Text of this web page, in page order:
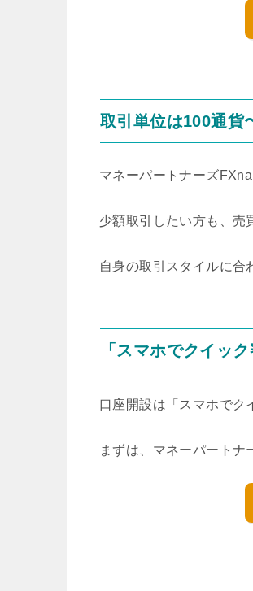
取引単位は100通貨
マネーパートナーズ
少額取引したい方も、売
自身の取引スタイルに合
「スマホでクイッ
口座開設は「スマホでク
まずは、マネーパートナ